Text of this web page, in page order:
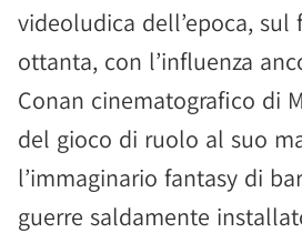
videoludica dell’epoca, sul
ottanta, con l’influenza
Conan cinematografico di
del gioco di ruolo al suo
l’immaginario fantasy di
guerre saldamente